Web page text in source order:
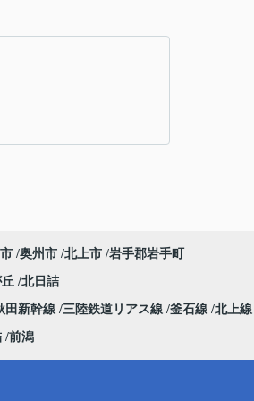
奥州市 北上市 岩手郡岩手町
北日詰
田新幹線 三陸鉄道リアス線 釜石線 北上線
前潟